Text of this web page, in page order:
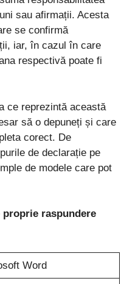
sau afirmații. Acesta
se confirmă
iar, în cazul în care
respectivă poate fi
ce reprezintă această
să o depuneți și care
corect. De
de declarație pe
de modele care pot
proprie raspundere
Word